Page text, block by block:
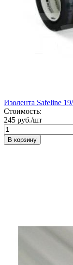
Изолента Safeline
Стоимость:
245 руб./шт
В корзину